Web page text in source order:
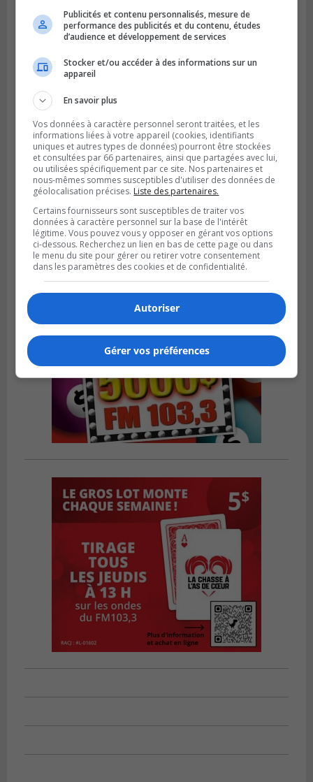
SAINT-BRUNO-DE-MONTARVILLE
La Fête des parcs est de retour à Saint-
Bruno
Publicités et contenu personnalisés, mesure de
performance des publicités et du contenu, études
d’audience et développement de services
Stocker et/ou accéder à des informations sur un
appareil
En savoir plus
Vos données à caractère personnel seront traitées, et les
informations liées à votre appareil (cookies, identifiants
uniques et autres types de données) pourront être stockées
et consultées par 66 partenaires, ainsi que partagées avec lui,
ou utilisées spécifiquement par ce site. Nos partenaires et
nous-mêmes sommes susceptibles d'utiliser des données de
géolocalisation précises. Liste des partenaires.
Certains fournisseurs sont susceptibles de traiter vos
données à caractère personnel sur la base de l'intérêt
légitime. Vous pouvez vous y opposer en gérant vos options
ci-dessous. Recherchez un lien en bas de cette page ou dans
le menu du site pour gérer ou retirer votre consentement
dans les paramètres des cookies et de confidentialité.
Autoriser
Gérer vos préférences